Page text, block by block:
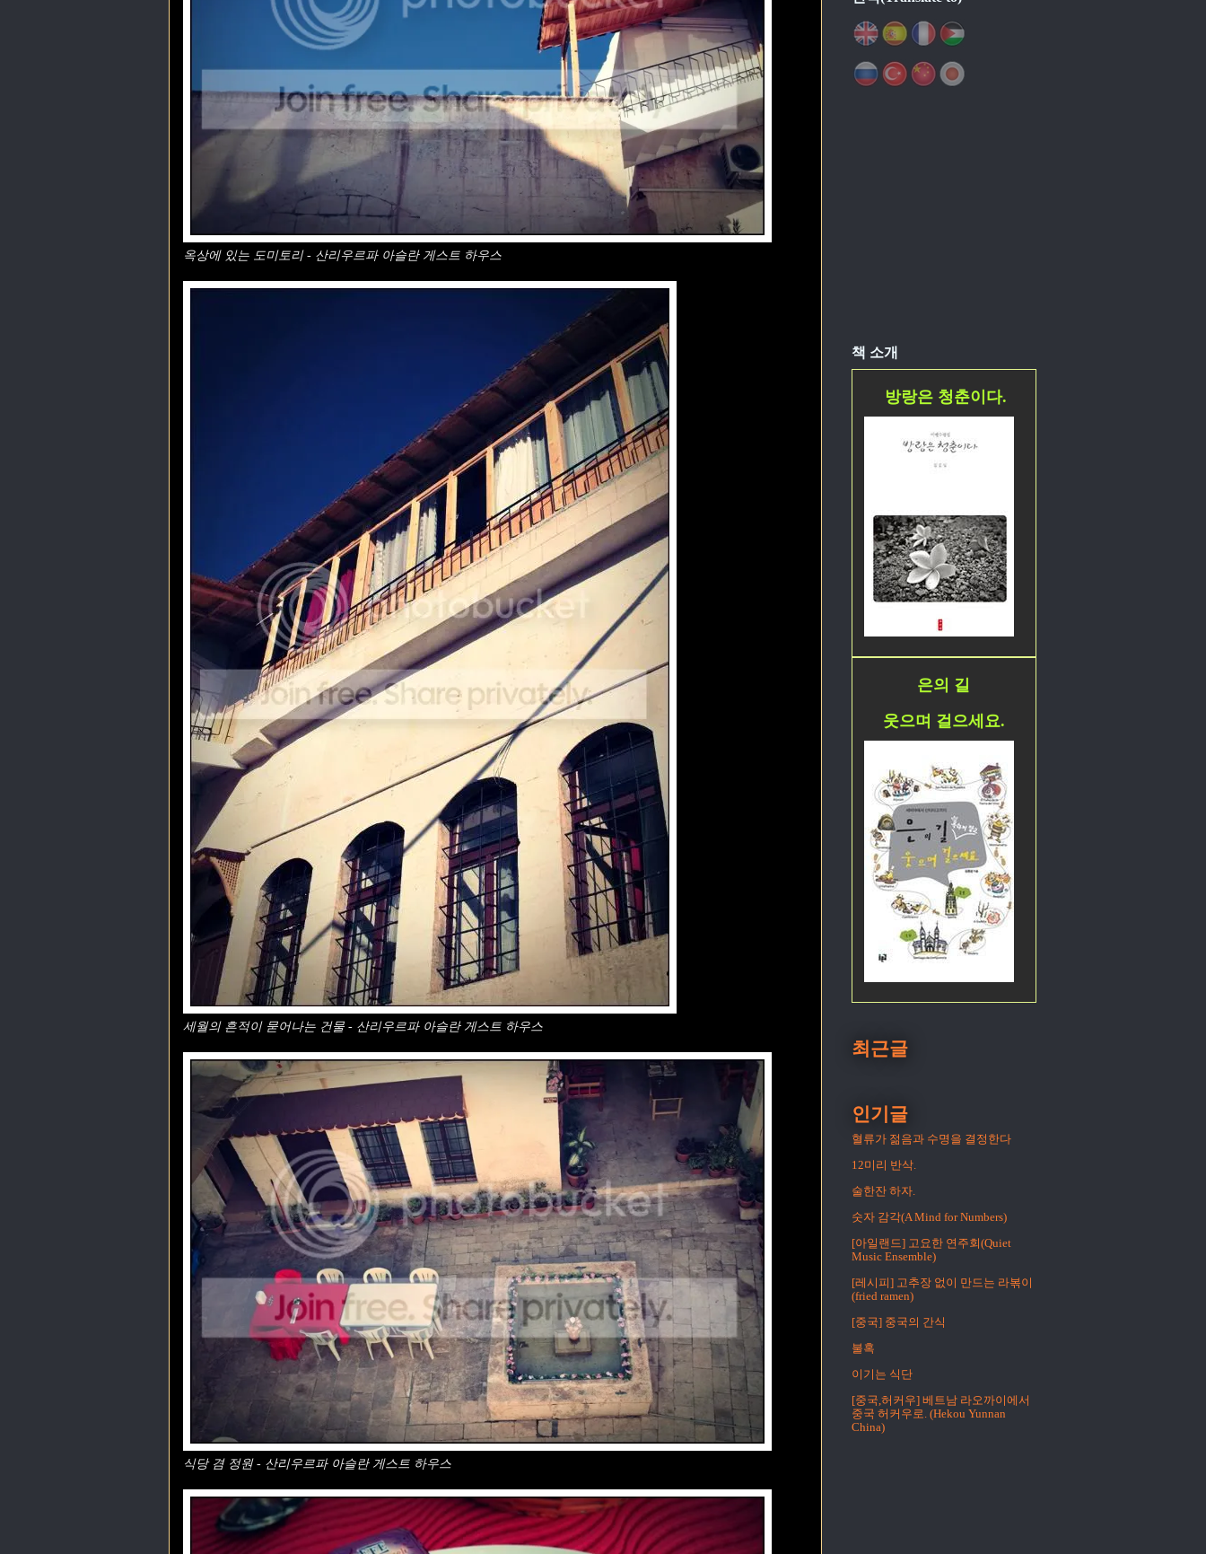
옥상에 있는 도미토리 - 산리우르파 아슬란 게스트 하우스
세월의 흔적이 묻어나는 건물 - 산리우르파 아슬란 게스트 하우스
식당 겸 정원 - 산리우르파 아슬란 게스트 하우스
책 소개
방랑은 청춘이다.
은의 길
웃으며 걸으세요.
최근글
인기글
혈류가 젊음과 수명을 결정한다
12미리 반삭.
술한잔 하자.
숫자 감각(A Mind for Numbers)
[아일랜드] 고요한 연주회(Quiet
Music Ensemble)
[레시피] 고추장 없이 만드는 라볶이
(fried ramen)
[중국] 중국의 간식
불혹
이기는 식단
[중국,허커우] 베트남 라오까이에서
중국 허커우로. (Hekou Yunnan
China)